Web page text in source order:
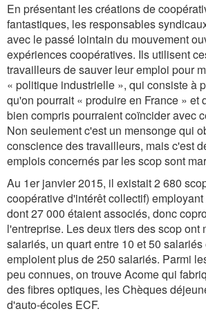
En présentant les créations de
fantastiques, les responsables
avec le passé lointain du mouvement
expériences coopératives. Ils utilisent
travailleurs de sauver leur emploi pour
« politique industrielle », qui consiste à
qu'on pourrait « produire en France » et
bien compris pourraient coïncider avec
Non seulement c'est un mensonge qui
conscience des travailleurs, mais c'est
emplois concernés par les scop sont
Au 1er janvier 2015, il existait 2 680
coopérative d'intérêt collectif)
dont 27 000 étaient associés, donc
l'entreprise. Les deux tiers des scop ont
salariés, un quart entre 10 et 50
emploient plus de 250 salariés. Parmi
peu connues, on trouve Acome qui
des fibres optiques, les Chèques
d'auto-écoles ECF.